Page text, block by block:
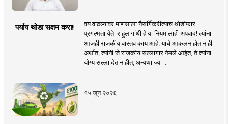
पर्याय थोडा सक्षम करा!
वय वाढल्यावर माणसाला नैसर्गिकरीत्याच थोडीफार
प्रगल्भता येते. राहुल गांधी हे या नियमालाही अपवाद! त्यांना
आजही राजकीय वास्तव काय आहे, याचे आकलन होत नाही.
अर्थात, त्यांनी जे राजकीय सल्लागार नेमले आहेत, ते त्यांना
योग्य सल्ला देत नाहीत, अन्यथा ज्या ..
१५ जून २०२६